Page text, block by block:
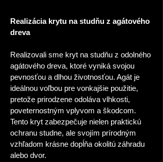
Realizácia krytu na studňu z agátového
dreva
Realizovali sme kryt na studňu z odolného
agátového dreva, ktoré vyniká svojou
pevnosťou a dlhou životnosťou. Agát je
ideálnou voľbou pre vonkajšie použitie,
pretože prirodzene odoláva vlhkosti,
poveternostným vplyvom a škodcom.
Tento kryt zabezpečuje nielen praktickú
ochranu studne, ale svojím prírodným
vzhľadom krásne dopĺňa okolitú záhradu
alebo dvor.